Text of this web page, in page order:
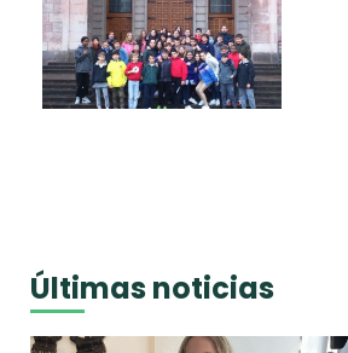
Últimas noticias